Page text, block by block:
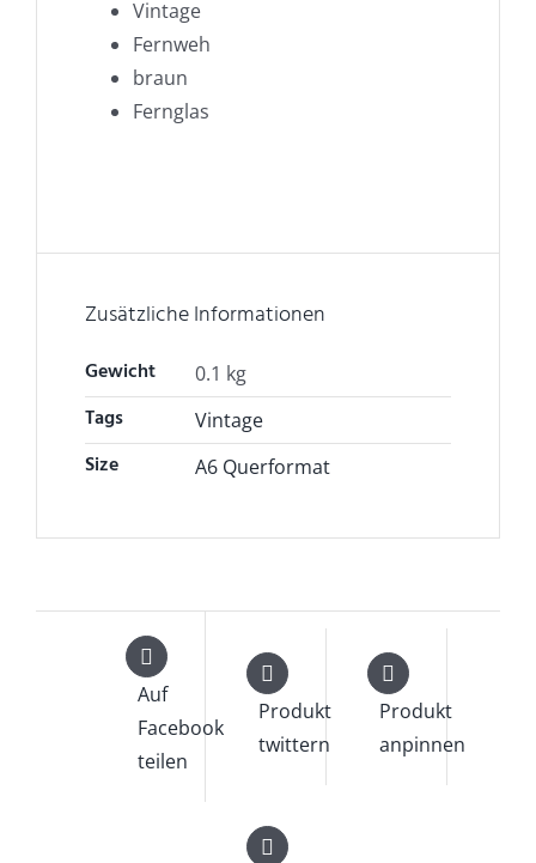
Vintage
Fernweh
braun
Fernglas
Zusätzliche Informationen
Gewicht 0.1 kg
Tags Vintage
Size A6 Querformat
Auf
Facebook
teilen
Produkt
twittern
Produkt
anpinnen